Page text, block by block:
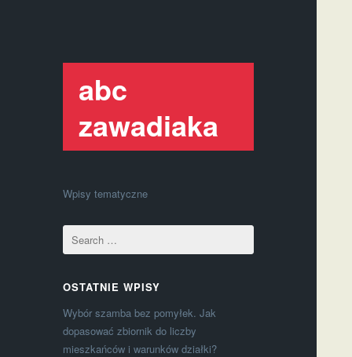
abc
zawadiaka
Wpisy tematyczne
OSTATNIE WPISY
Wybór szamba bez pomyłek. Jak
dopasować zbiornik do liczby
mieszkańców i warunków działki?